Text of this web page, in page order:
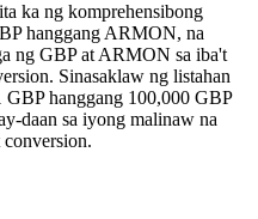
ka ng komprehensibong
hanggang ARMON, na
ng GBP at ARMON sa iba't
Sinasaklaw ng listahan
GBP hanggang 100,000 GBP
daan sa iyong malinaw na
conversion.